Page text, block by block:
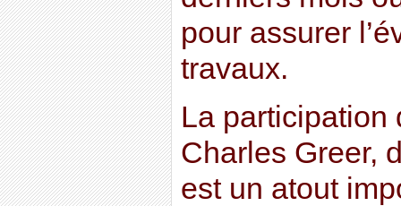
pour assurer
travaux.
La participation
Charles Greer,
est un atout